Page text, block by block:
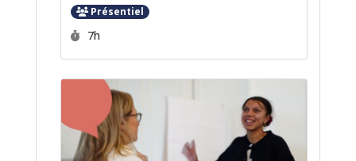
Présentiel
Durée :
7h